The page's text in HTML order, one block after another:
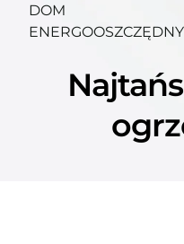
DOM
ENERGOOSZCZĘDNY